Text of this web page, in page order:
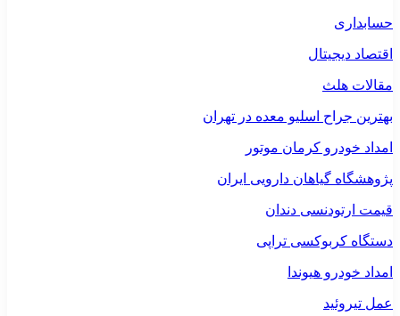
حسابداری
اقتصاد دیجیتال
مقالات هلث
بهترین جراح اسلیو معده در تهران
امداد خودرو کرمان موتور
پژوهشگاه گیاهان دارویی ایران
قیمت ارتودنسی دندان
دستگاه کربوکسی تراپی
امداد خودرو هیوندا
عمل تیروئید